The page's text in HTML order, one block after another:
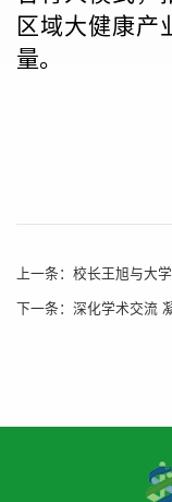
区域大健康产
量。
上一条： 校长王旭与大
下一条： 深化学术交流 凝聚科研合